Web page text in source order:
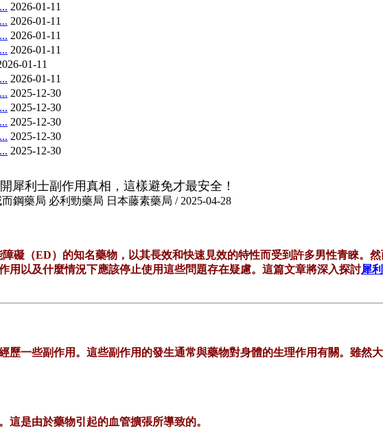
2026-01-11
2026-01-11
2026-01-11
2026-01-11
01-11
2026-01-11
2025-12-30
2025-12-30
2025-12-30
2025-12-30
2025-12-30
犀利士副作用真相，這樣避免才最安全！
鋼藥局 必利勁藥局 日本藤素藥局 / 2025-04-28
礙（ED）的知名藥物，以其長效和快速見效的特性而受到許多男性青睞。
用以及什麼情況下應該停止使用這些問題存在疑慮。這篇文章將深入探討犀
歷一些副作用。這些副作用的發生通常與藥物對身體的生理作用有關。雖然
這是由於藥物引起的血管擴張所導致的。